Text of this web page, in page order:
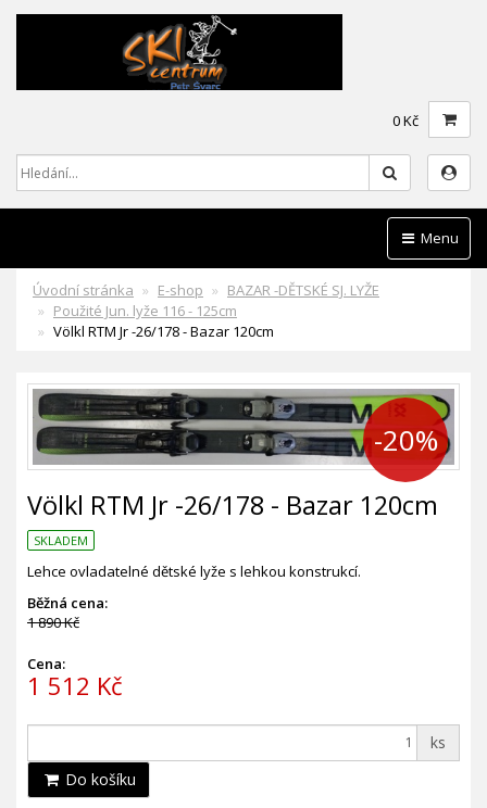
0 Kč
Menu
Úvodní stránka E-shop
BAZAR -DĚTSKÉ SJ. LYŽE
Použité Jun. lyže 116 - 125cm
Völkl RTM Jr -26/178 - Bazar 120cm
-20%
Völkl RTM Jr -26/178 - Bazar 120cm
SKLADEM
Lehce ovladatelné dětské lyže s lehkou konstrukcí.
Běžná cena:
1 890 Kč
Cena:
1 512 Kč
ks
Do košíku